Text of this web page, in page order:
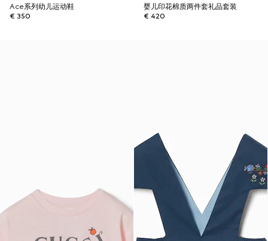
Ace系列幼儿运动鞋
€ 350
婴儿印花棉质两件套礼品套装
€ 420